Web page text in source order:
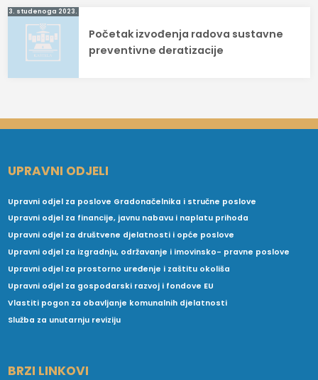
3. studenoga 2023.
Početak izvođenja radova sustavne
preventivne deratizacije
UPRAVNI ODJELI
Upravni odjel za poslove Gradonačelnika i stručne poslove
Upravni odjel za financije, javnu nabavu i naplatu prihoda
Upravni odjel za društvene djelatnosti i opće poslove
Upravni odjel za izgradnju, održavanje i imovinsko- pravne poslove
Upravni odjel za prostorno uređenje i zaštitu okoliša
Upravni odjel za gospodarski razvoj i fondove EU
Vlastiti pogon za obavljanje komunalnih djelatnosti
Služba za unutarnju reviziju
BRZI LINKOVI